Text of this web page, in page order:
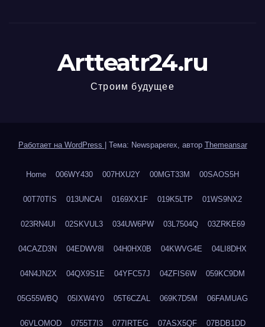
Artteatr24.ru
Строим будущее
Работает на WordPress Тема: Newspaperex, автор Themeansar
Home 006WY430 007HXU2Y 00MGT33M 00SAOS5H
00T70TIS 013UNCAI 0169XX1F 019K5LTP 01WS9NX2
023RN4UI 02SKVUL3 034UW6PW 03L7504Q 03ZRKE69
04CAZD3N 04EDWV8I 04H0HX0B 04KWVG4E 04LI8DHX
04N4JN2X 04QX9S1E 04YFC57J 04ZFIS6W 059KC9DM
05G55WBQ 05IXW4Y0 05T6CZAL 069K7D5M 06FAMUAG
06VLOMOD 0755T7I3 077IRTEG 07ASX5QF 07BDB1DD